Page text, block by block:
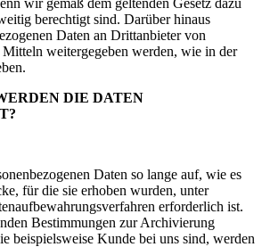
wir gemäß dem geltenden Gesetz dazu
berechtigt sind. Darüber hinaus
Daten an Drittanbieter von
weitergegeben werden, wie in der
DIE DATEN
Daten so lange auf, wie es
für die sie erhoben wurden, unter
erforderlich ist.
Bestimmungen zur Archivierung
beispielsweise Kunde bei uns sind, werden